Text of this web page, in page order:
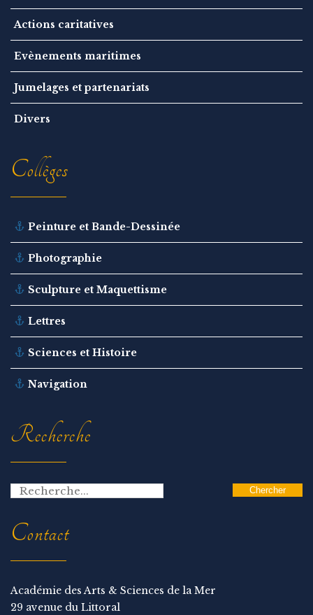
Actions caritatives
Evènements maritimes
Jumelages et partenariats
Divers
Collèges
Peinture et Bande-Dessinée
Photographie
Sculpture et Maquettisme
Lettres
Sciences et Histoire
Navigation
Recherche
Contact
Académie des Arts & Sciences de la Mer
29 avenue du Littoral